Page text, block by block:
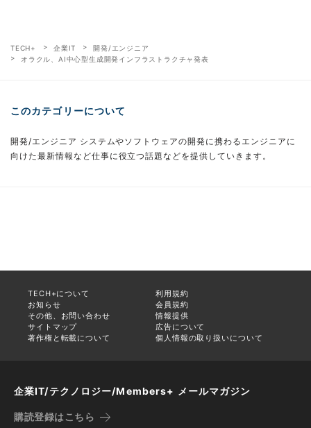
TECH+ 企業IT
開発/エンジニア
オラクル、AI中心型生成開発インフラストラクチャ発表
このカテゴリーについて
開発/エンジニア システムやソフトウェアの開発に携わるエンジニアに
向けた最新情報など仕事に役立つ話題などを提供していきます。
TECH+について
利用規約
お知らせ
会員規約
その他、お問い合わせ
情報提供
サイトマップ
広告について
著作権と転載について
個人情報の取り扱いについて
企業IT/テクノロジー/Members+ メールマガジン
購読登録はこちら